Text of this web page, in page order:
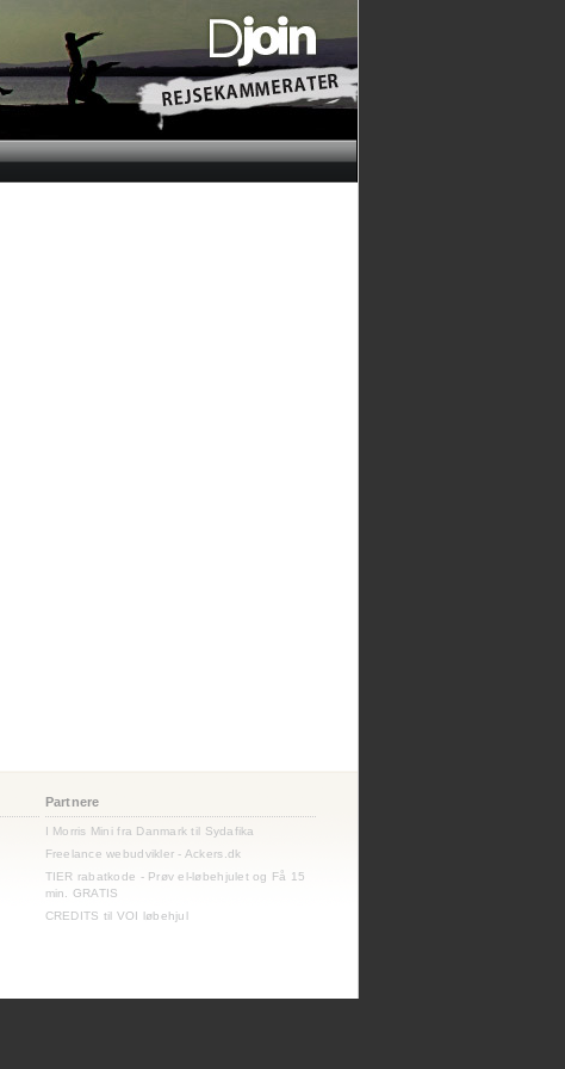
Partnere
I Morris Mini fra Danmark til Sydafika
Freelance webudvikler - Ackers.dk
TIER rabatkode - Prøv el-løbehjulet og Få 15
min. GRATIS
CREDITS til VOI løbehjul